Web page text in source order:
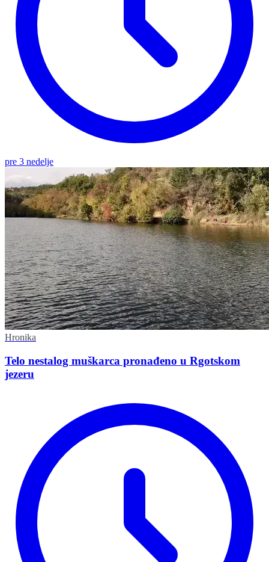
pre 3 nedelje
Hronika
Telo nestalog muškarca pronađeno u Rgotskom
jezeru